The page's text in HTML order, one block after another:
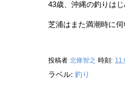
43歳、沖縄の釣りは
芝浦はまた満潮時に
投稿者 北條智之 時刻:
ラベル: 釣り